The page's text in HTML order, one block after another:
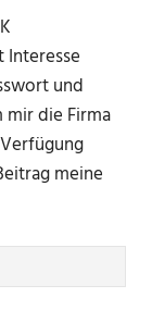
und
mir die Firma
meine